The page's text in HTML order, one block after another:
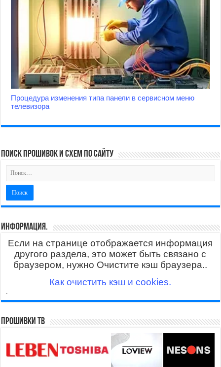
Процедура изменения типа панели в сервисном меню
телевизора
поиск прошивок и схем по сайту
Информация.
Если на странице отображается информация
другого раздела, это может быть связано с
браузером, нужно Очистите кэш браузера..
Как очистить кэш и cookies.
Прошивки ТВ